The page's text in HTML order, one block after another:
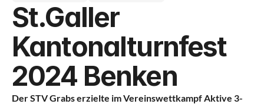
News
Events
Vorstand
St.Galler
Kantonalturnfest
2024 Benken
Der STV Grabs erzielte im Vereinswettkampf Aktive 3-